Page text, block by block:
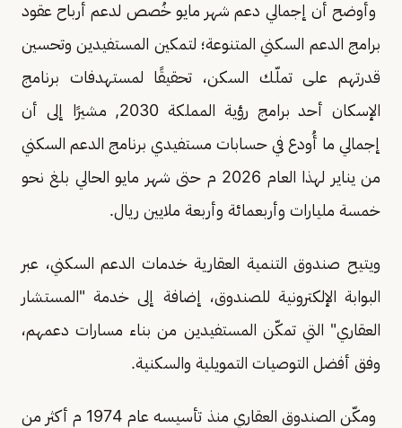
وأوضح أن إجمالي دعم شهر مايو خُصص لدعم أرباح عقود
برامج الدعم السكني المتنوعة؛ لتمكين المستفيدين وتحسين
قدرتهم على تملّك السكن، تحقيقًا لمستهدفات برنامج
الإسكان أحد برامج رؤية المملكة 2030, مشيرًا إلى أن
إجمالي ما أُودع في حسابات مستفيدي برنامج الدعم السكني
من يناير لهذا العام 2026 م حتى شهر مايو الحالي بلغ نحو
خمسة مليارات وأربعمائة وأربعة ملايين ريال.
ويتيح صندوق التنمية العقارية خدمات الدعم السكني، عبر
البوابة الإلكترونية للصندوق، إضافة إلى خدمة "المستشار
العقاري" التي تمكّن المستفيدين من بناء مسارات دعمهم،
وفق أفضل التوصيات التمويلية والسكنية.
ومكّن الصندوق العقاري منذ تأسيسه عام 1974 م أكثر من